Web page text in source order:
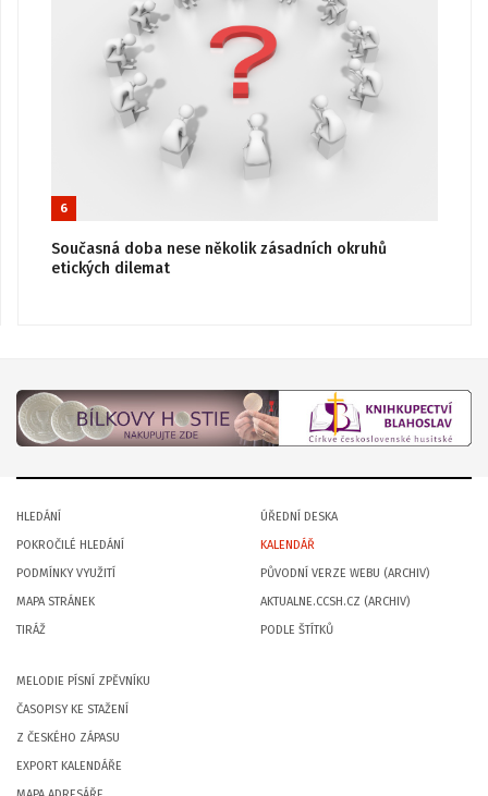
6
Současná doba nese několik zásadních okruhů
etických dilemat
HLEDÁNÍ
POKROČILÉ HLEDÁNÍ
PODMÍNKY VYUŽITÍ
MAPA STRÁNEK
TIRÁŽ
ÚŘEDNÍ DESKA
KALENDÁŘ
PŮVODNÍ VERZE WEBU (ARCHIV)
AKTUALNE.CCSH.CZ (ARCHIV)
PODLE ŠTÍTKŮ
MELODIE PÍSNÍ ZPĚVNÍKU
ČASOPISY KE STAŽENÍ
Z ČESKÉHO ZÁPASU
EXPORT KALENDÁŘE